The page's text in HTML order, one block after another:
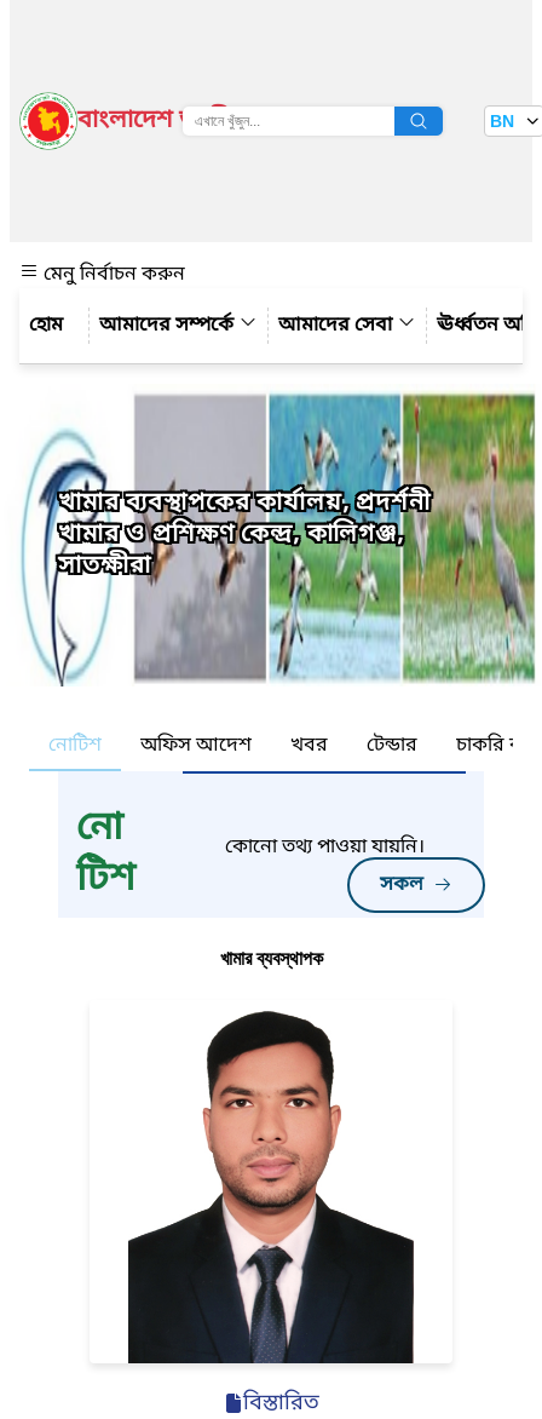
বাংলাদেশ জাতীয় তথ্য বাতায়ন BN
মেনু নির্বাচন করুন
আমাদের সম্পর্কে
আমাদের সেবা ঊর্ধ্বতন
খামার ব্যবস্থাপকের কার্যালয়, প্রদর্শনী
খামার ও প্রশিক্ষণ কেন্দ্র, কালিগঞ্জ,
সাতক্ষীরা
নোটিশ অফিস আদেশ খবর টেন্ডার চাকরি
নো
টিশ
সকল
কোনো তথ্য পাওয়া যায়নি।
খামার ব্যবস্থাপক
বিস্তারিত